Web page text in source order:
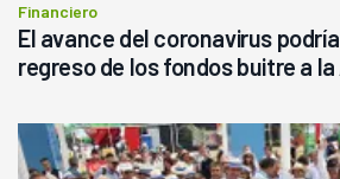
Financiero
El avance del coronavirus
regreso de los fondos buitre a